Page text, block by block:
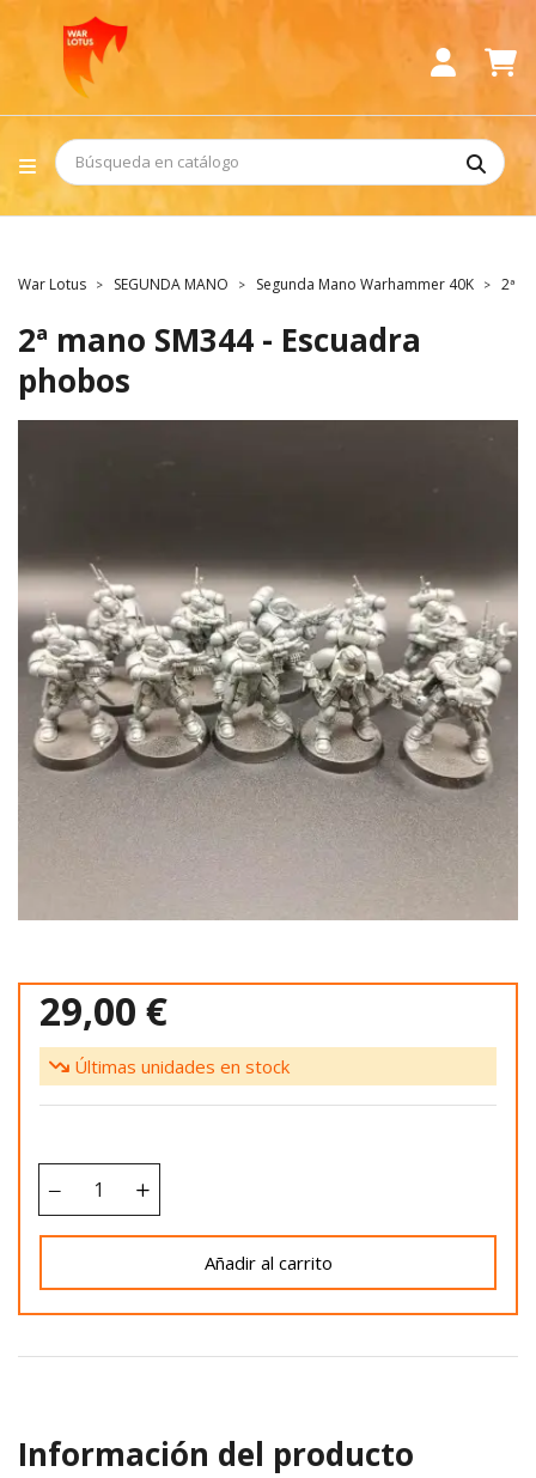
War Lotus SEGUNDA MANO Segunda Mano Warhammer 40K 2ª
2ª mano SM344 - Escuadra
phobos
29,00 €
Últimas unidades en stock
Añadir al carrito
Información del producto